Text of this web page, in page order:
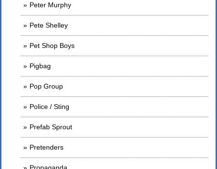
Peter Murphy
Pete Shelley
Pet Shop Boys
Pigbag
Pop Group
Police / Sting
Prefab Sprout
Pretenders
Propaganda